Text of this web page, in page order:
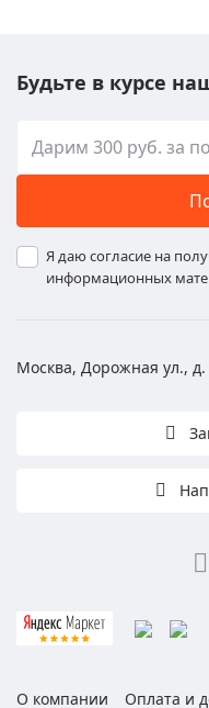
Будьте в курсе
Я даю согласие на
информационных
Москва, Дорожная ул.,
О компании Оплата и